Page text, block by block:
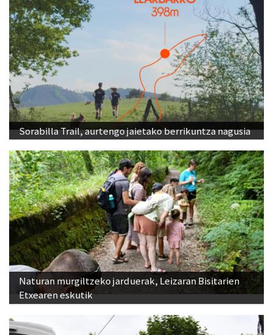
Sorabilla Trail, aurtengo jaietako berrikuntza nagusia
Naturan murgiltzeko jarduerak, Leizaran Bisitarien
Etxearen eskutik